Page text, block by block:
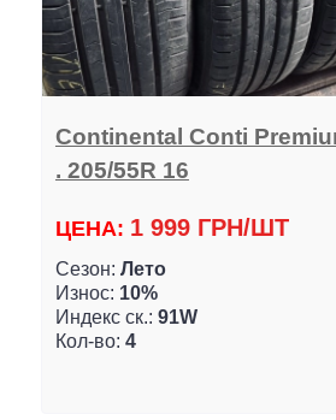
Continental Conti
. 205/55R 16
ЦЕНА: 1 999 ГРН/ШТ
Сезон: Лето
Износ: 10%
Индекс ск.: 91W
Кол-во: 4